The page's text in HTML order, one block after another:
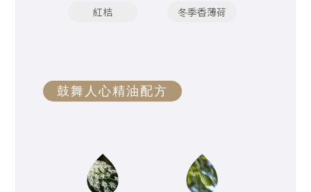
紅桔 冬季香薄荷
鼓舞人心精油配方